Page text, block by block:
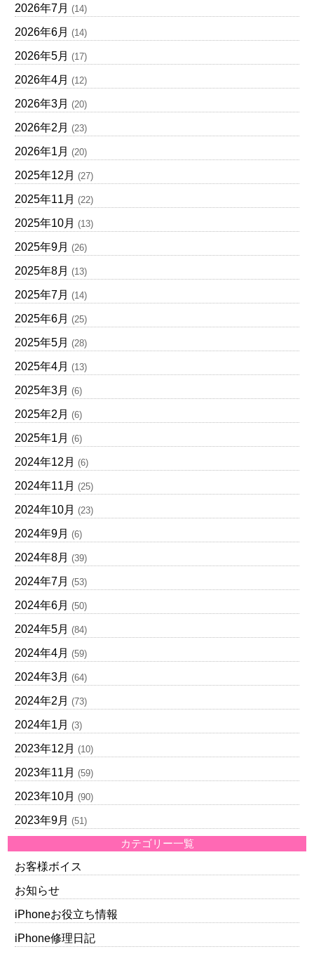
2026年7月 (14)
2026年6月 (14)
2026年5月 (17)
2026年4月 (12)
2026年3月 (20)
2026年2月 (23)
2026年1月 (20)
2025年12月 (27)
2025年11月 (22)
2025年10月 (13)
2025年9月 (26)
2025年8月 (13)
2025年7月 (14)
2025年6月 (25)
2025年5月 (28)
2025年4月 (13)
2025年3月 (6)
2025年2月 (6)
2025年1月 (6)
2024年12月 (6)
2024年11月 (25)
2024年10月 (23)
2024年9月 (6)
2024年8月 (39)
2024年7月 (53)
2024年6月 (50)
2024年5月 (84)
2024年4月 (59)
2024年3月 (64)
2024年2月 (73)
2024年1月 (3)
2023年12月 (10)
2023年11月 (59)
2023年10月 (90)
2023年9月 (51)
カテゴリー一覧
お客様ボイス
お知らせ
iPhoneお役立ち情報
iPhone修理日記